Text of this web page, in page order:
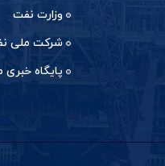
وزارت نفت
شرکت ملی
پایگاه خبری